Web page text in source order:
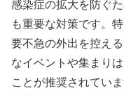
感染症の拡大を防ぐ
も重要な対策です。
要不急の外出を控え
なイベントや集まり
ことが推奨されてい